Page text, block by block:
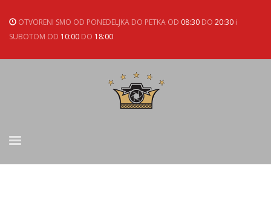
OTVORENI SMO OD PONEDELJKA DO PETKA OD 08:30 DO 20:30 i
SUBOTOM OD 10:00 DO 18:00